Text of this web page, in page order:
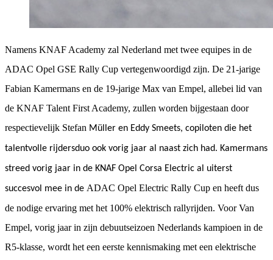
Namens KNAF Academy zal Nederland met twee equipes in de
ADAC Opel GSE Rally Cup vertegenwoordigd zijn. De 21-jarige
Fabian Kamermans en de 19-jarige Max van Empel, allebei lid van
de KNAF Talent First Academy, zullen worden bijgestaan door
respectievelijk Stefan Müller en Eddy Smeets, copiloten die het
talentvolle rijdersduo ook vorig jaar al naast zich had. Kamermans
streed vorig jaar in de KNAF Opel Corsa Electric al uiterst
succesvol mee in de ADAC Opel Electric Rally Cup en heeft dus
de nodige ervaring met het 100% elektrisch rallyrijden. Voor Van
Empel, vorig jaar in zijn debuutseizoen Nederlands kampioen in de
R5-klasse, wordt het een eerste kennismaking met een elektrische